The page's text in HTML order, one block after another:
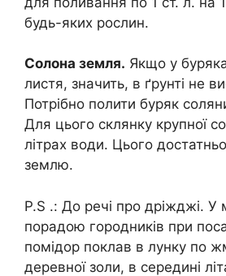
будь-яких рослин.
Солона земля. Якщо у
листя, значить, в ґрунті не
Потрібно полити буряк
Для цього склянку крупної
літрах води. Цього
землю.
P.S .: До речі про дріжджі. У
порадою городників при
помідор поклав в лунку по
деревної золи, в середині